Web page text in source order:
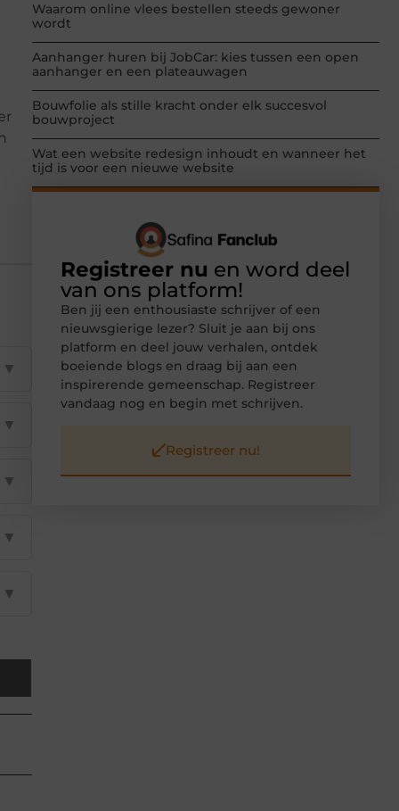
▼
▼
▼
▼
▼
Waarom online vlees bestellen steeds gewoner
wordt
Aanhanger huren bij JobCar: kies tussen een open
aanhanger en een plateauwagen
Bouwfolie als stille kracht onder elk succesvol
bouwproject
Wat een website redesign inhoudt en wanneer het
tijd is voor een nieuwe website
Registreer nu en word deel
van ons platform!
Ben jij een enthousiaste schrijver of een
nieuwsgierige lezer? Sluit je aan bij ons
platform en deel jouw verhalen, ontdek
boeiende blogs en draag bij aan een
inspirerende gemeenschap. Registreer
vandaag nog en begin met schrijven.
Registreer nu!